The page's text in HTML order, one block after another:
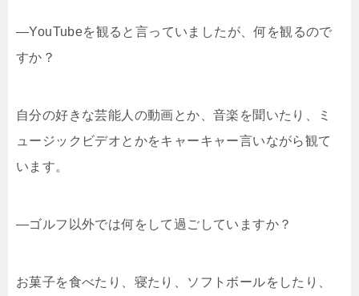
―YouTubeを観ると言っていましたが、何を観るので
すか？
自分の好きな芸能人の動画とか、音楽を聞いたり、ミ
ュージックビデオとかをキャーキャー言いながら観て
います。
―ゴルフ以外では何をして過ごしていますか？
お菓子を食べたり、寝たり、ソフトボールをしたり、